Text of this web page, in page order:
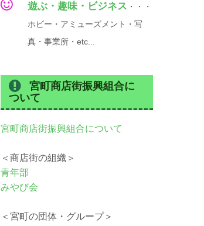
遊ぶ・趣味・ビジネス ・・・
ホビー・アミューズメント・写
真・事業所・etc...
宮町商店街振興組合に
ついて
宮町商店街振興組合について
＜商店街の組織＞
青年部
みやび会
＜宮町の団体・グループ＞